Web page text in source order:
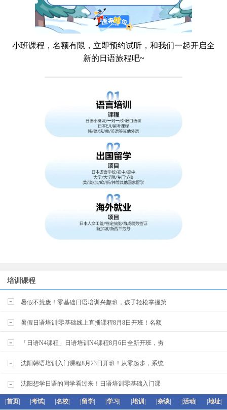
小班课程，名额有限，立即预约试听，和我们一起开启全
新的日语旅程吧~
培训课程
暑假不荒废！零基础日语培训兴趣班，孩子轻松掌握第
暑假日语培训|零基础线上直播课程8月8日开班！名额
「日语N4课程」日语培训N4课程8月6日全新开班，夯
沈阳韩语培训入门课程8月23日开班！从零起步，系统
沈阳想学日语的同学看过来！日语培训零基础入门课
|首页| |考试| |名校| |留学| |学习| |培训| |杂谈| |活动| |地址|